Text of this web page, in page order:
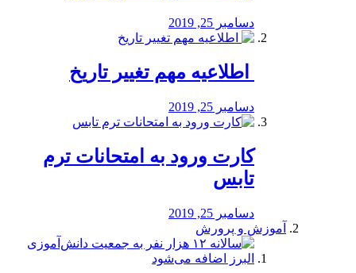
دسامبر 25, 2019
️ اطلاعیه مهم تغییر تاریخ
دسامبر 25, 2019
کارت ورود به امتحانات ترم
تابس
دسامبر 25, 2019
آموزش و پرورش